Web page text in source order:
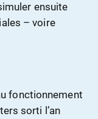
ensuite
– voire
fonctionnement
sorti l’an